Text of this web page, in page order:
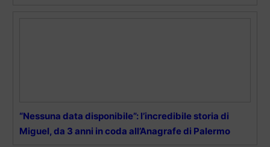
“Nessuna data disponibile”: l’incredibile storia di
Miguel, da 3 anni in coda all’Anagrafe di Palermo